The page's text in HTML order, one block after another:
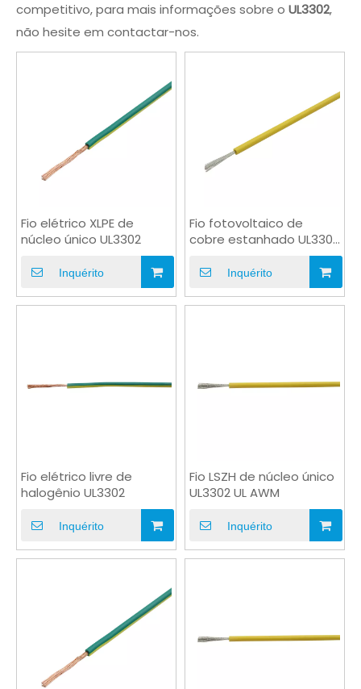
competitivo, para mais informações sobre o UL3302,
não hesite em contactar-nos.
Fio elétrico XLPE de
núcleo único UL3302
Inquérito
Fio fotovoltaico de
cobre estanhado UL3302
Inquérito
Fio elétrico livre de
halogênio UL3302
Inquérito
Fio LSZH de núcleo único
UL3302 UL AWM
Inquérito